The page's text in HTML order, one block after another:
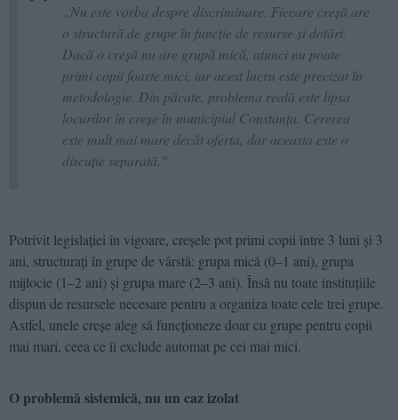
„Nu este vorba despre discriminare. Fiecare creșă are
o structură de grupe în funcție de resurse și dotări.
Dacă o creșă nu are grupă mică, atunci nu poate
primi copii foarte mici, iar acest lucru este precizat în
metodologie. Din păcate, problema reală este lipsa
locurilor în creșe în municipiul Constanța. Cererea
este mult mai mare decât oferta, dar aceasta este o
discuție separată.”
Potrivit legislației în vigoare, creșele pot primi copii între 3 luni și 3
ani, structurați în grupe de vârstă: grupa mică (0–1 ani), grupa
mijlocie (1–2 ani) și grupa mare (2–3 ani). Însă nu toate instituțiile
dispun de resursele necesare pentru a organiza toate cele trei grupe.
Astfel, unele creșe aleg să funcționeze doar cu grupe pentru copii
mai mari, ceea ce îi exclude automat pe cei mai mici.
O problemă sistemică, nu un caz izolat